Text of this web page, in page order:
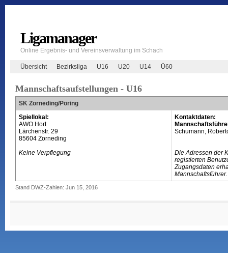
Ligamanager
Online Ergebnis- und Vereinsverwaltung im Schach
Übersicht Bezirksliga U16 U20 U14 Ü60
Mannschaftsaufstellungen - U16
SK Zorneding/Pöring
Spiellokal:
AWO Hort
Lärchenstr. 29
85604 Zorneding
Keine Verpflegung
Kontaktdaten:
Schumann,
Die Adressen der
registierten
Zugangsdaten
Mannschaftsführer.
Stand DWZ-Zahlen: Jun 15, 2016